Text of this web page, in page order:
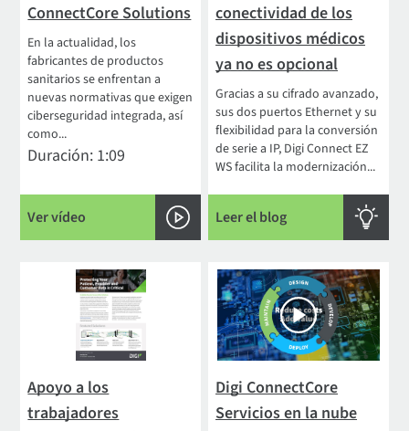
ConnectCore Solutions
En la actualidad, los
fabricantes de productos
sanitarios se enfrentan a
nuevas normativas que exigen
ciberseguridad integrada, así
como...
Duración: 1:09
Ver vídeo
conectividad de los
dispositivos médicos
ya no es opcional
Gracias a su cifrado avanzado,
sus dos puertos Ethernet y su
flexibilidad para la conversión
de serie a IP, Digi Connect EZ
WS facilita la modernización...
Leer el blog
Apoyo a los
trabajadores
Digi ConnectCore
Servicios en la nube